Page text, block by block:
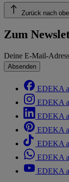
Zurück nach
Zum
Deine E-Mail-
Absenden
EDEKA
EDEKA
EDEKA
EDEKA
EDEKA
EDEKA
EDEKA